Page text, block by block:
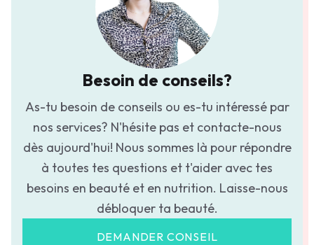
Besoin de conseils?
As-tu besoin de conseils ou es-tu intéressé par
nos services? N'hésite pas et contacte-nous
dès aujourd'hui! Nous sommes là pour répondre
à toutes tes questions et t'aider avec tes
besoins en beauté et en nutrition. Laisse-nous
débloquer ta beauté.
DEMANDER CONSEIL